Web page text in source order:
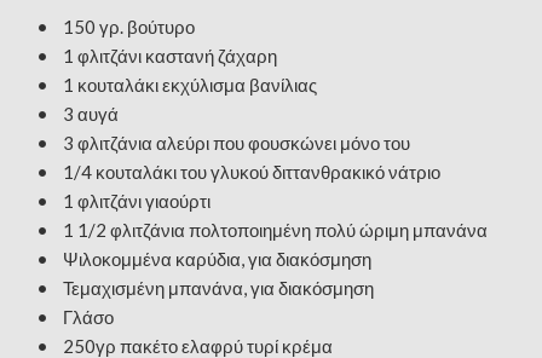
• 150 γρ. βούτυρο
• 1 φλιτζάνι καστανή ζάχαρη
• 1 κουταλάκι εκχύλισμα βανίλιας
• 3 αυγά
• 3 φλιτζάνια αλεύρι που φουσκώνει μόνο του
• 1/4 κουταλάκι του γλυκού διττανθρακικό νάτριο
• 1 φλιτζάνι γιαούρτι
• 1 1/2 φλιτζάνια πολτοποιημένη πολύ ώριμη μπανάνα
• Ψιλοκομμένα καρύδια, για διακόσμηση
• Τεμαχισμένη μπανάνα, για διακόσμηση
• Γλάσο
• 250γρ πακέτο ελαφρύ τυρί κρέμα